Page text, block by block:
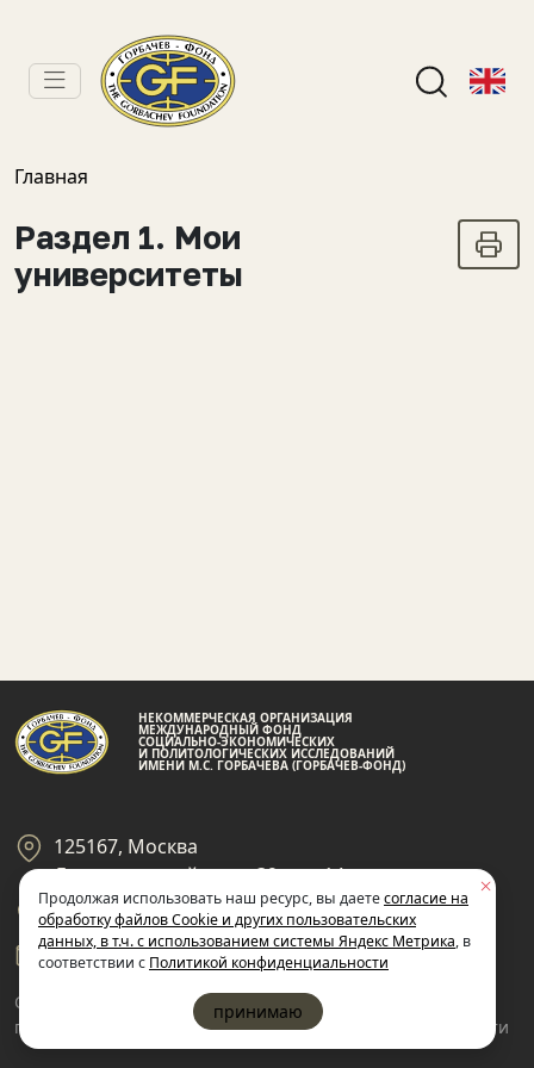
Главная
Раздел 1. Мои
университеты
НЕКОММЕРЧЕСКАЯ ОРГАНИЗАЦИЯ
МЕЖДУНАРОДНЫЙ ФОНД
СОЦИАЛЬНО-ЭКОНОМИЧЕСКИХ
И ПОЛИТОЛОГИЧЕСКИХ ИССЛЕДОВАНИЙ
ИМЕНИ М.С. ГОРБАЧЕВА (ГОРБАЧЕВ-ФОНД)
125167, Москва
Ленинградский пр-кт 39, стр 14
+7 495 945-59-99
gf@gorby.ru
Cогласие на обработку
пользовательских данных
конфиденциальности
Продолжая использовать наш ресурс, вы даетесогласие на
обработку файлов Cookie и других пользовательских
данных, в т.ч. с использованием системы Яндекс Метрика, в
соответствии с Политикой конфиденциальности
принимаю